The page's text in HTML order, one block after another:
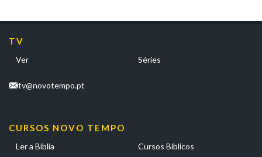
TV
Ver Séries
tv@novotempo.pt
CURSOS NOVO TEMPO
Ler a Bíblia Cursos Bíblicos